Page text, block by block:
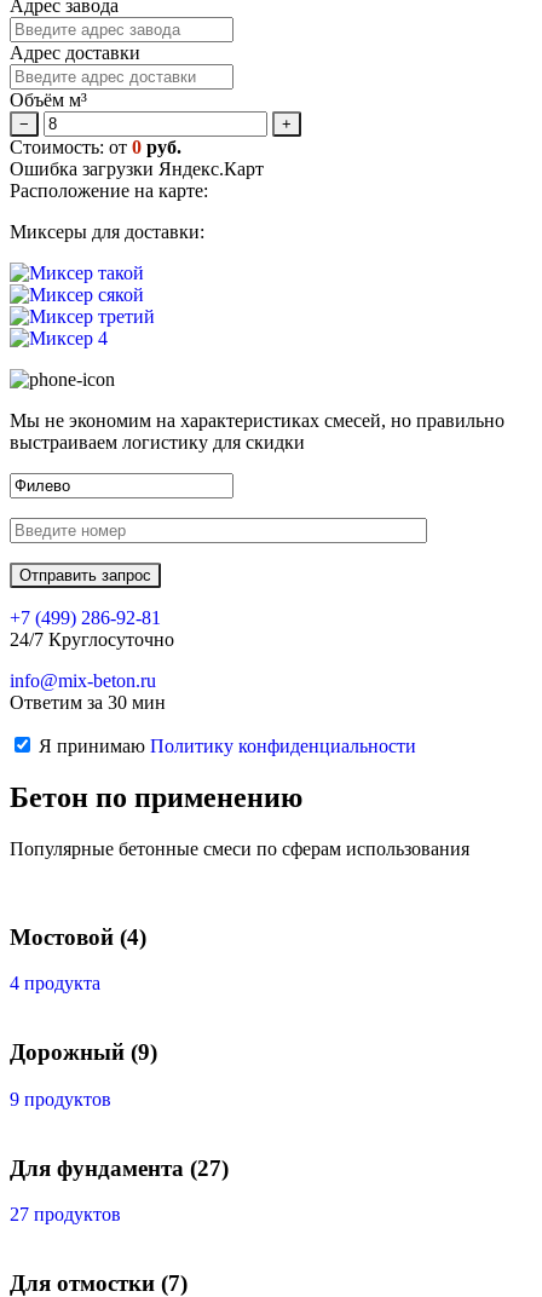
Адрес завода
Адрес доставки
Объём м³
− +
Стоимость: от 0 руб.
Ошибка загрузки Яндекс.Карт
Расположение на карте:
Миксеры для доставки:
Мы не экономим на характеристиках смесей, но правильно
выстраиваем логистику для скидки
+7 (499) 286-92-81
24/7 Круглосуточно
info@mix-beton.ru
Ответим за 30 мин
Я принимаю Политику конфиденциальности
Бетон по применению
Популярные бетонные смеси по сферам использования
Мостовой (4)
4 продукта
Дорожный (9)
9 продуктов
Для фундамента (27)
27 продуктов
Для отмостки (7)